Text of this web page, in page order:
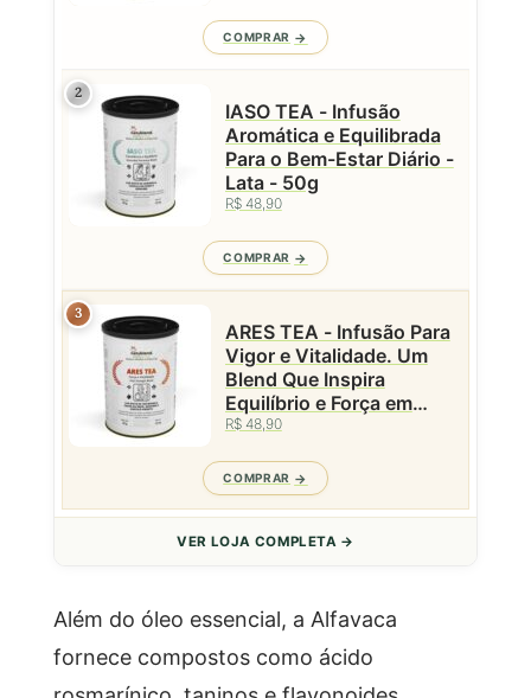
COMPRAR
2
IASO TEA - Infusão
Aromática e Equilibrada
Para o Bem-Estar Diário -
Lata - 50g
R$ 48,90
COMPRAR
3
ARES TEA - Infusão Para
Vigor e Vitalidade. Um
Blend Que Inspira
Equilíbrio e Força em
R$ 48,90
COMPRAR
VER LOJA COMPLETA →
Além do óleo essencial, a Alfavaca
fornece compostos como ácido